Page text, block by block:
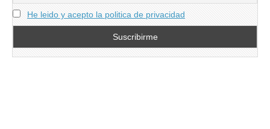
He leido y acepto la politica de privacidad